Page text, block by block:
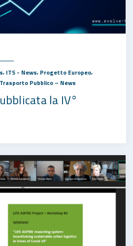
, ITS - News, Progetto Europeo,
Trasporto Pubblico – News
la IV°